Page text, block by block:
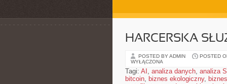
HARCERSKA
POSTED BY ADMIN POSTED
WYŁĄCZONA
Tagi: AI , analiza danych, analiza
bitcoin, biznes ekologiczny,